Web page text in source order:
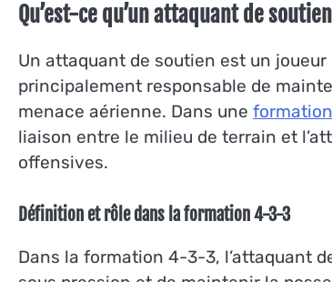
Qu’est-ce qu’un attaquant de
Un attaquant de soutien est un
principalement responsable de
menace aérienne. Dans une
liaison entre le milieu de terrain et
offensives.
Définition et rôle dans la formation 4-3-3
Dans la formation 4-3-3, l’attaquant